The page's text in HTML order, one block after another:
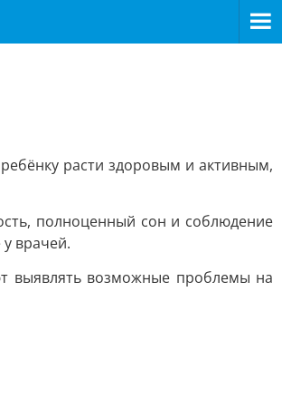
расти здоровым и активным,
полноценный сон и соблюдение
врачей.
выявлять возможные проблемы на